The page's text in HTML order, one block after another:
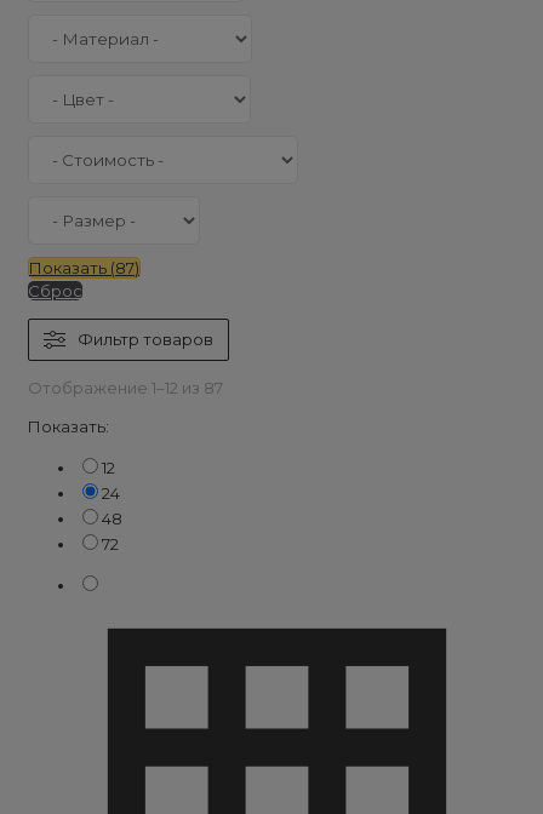
Показать (87)
Сброс
Фильтр товаров
Отображение 1–12 из 87
Показать:
12
24
48
72